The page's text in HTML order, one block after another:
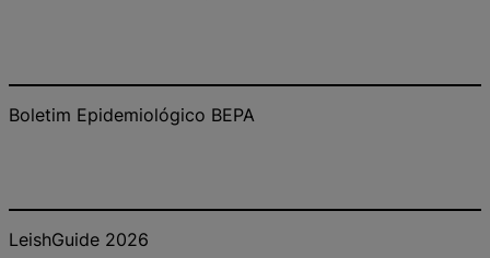
Boletim Epidemiológico BEPA
LeishGuide 2026